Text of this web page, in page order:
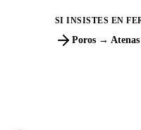
SI INSISTES EN
Poros → Atenas